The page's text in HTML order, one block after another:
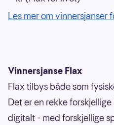
Les mer om vinnersjanser
Vinnersjanse Flax
Flax tilbys både som
Det er en rekke
digitalt - med forskjellige